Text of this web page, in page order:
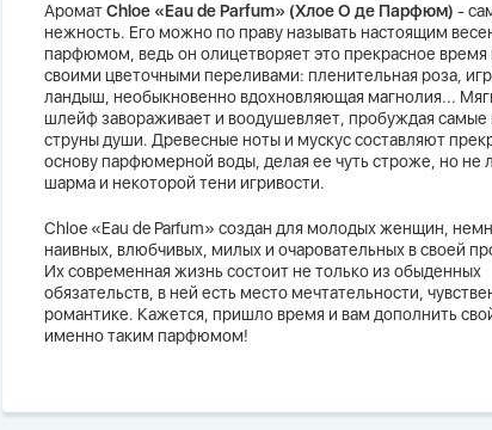
АроматChloe «Eau de Parfum» (Хлое О де Парфюм) -
нежность. Его можно по праву называть настоящим
парфюмом, ведь он олицетворяет это прекрасное время
своими цветочными переливами: пленительная роза,
ландыш, необыкновенно вдохновляющая магнолия...
шлейф завораживает и воодушевляет, пробуждая
струны души. Древесные ноты и мускус составляют
основу парфюмерной воды, делая ее чуть строже, но не
шарма и некоторой тени игривости.
Chloe «Eau de Parfum» создан для молодых женщин,
наивных, влюбчивых, милых и очаровательных в своей
Их современная жизнь состоит не только из обыденных
обязательств, в ней есть место мечтательности,
романтике. Кажется, пришло время и вам дополнить
именно таким парфюмом!